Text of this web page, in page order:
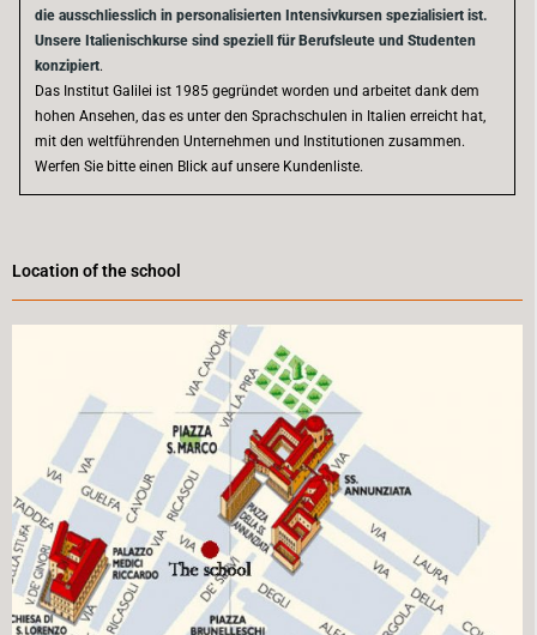
die ausschliesslich in personalisierten Intensivkursen spezialisiert ist.
Unsere Italienischkurse sind speziell für Berufsleute und Studenten
konzipiert.
Das Institut Galilei ist 1985 gegründet worden und arbeitet dank dem
hohen Ansehen, das es unter den Sprachschulen in Italien erreicht hat,
mit den weltführenden Unternehmen und Institutionen zusammen.
Werfen Sie bitte einen Blick auf unsere Kundenliste.
Location of the school